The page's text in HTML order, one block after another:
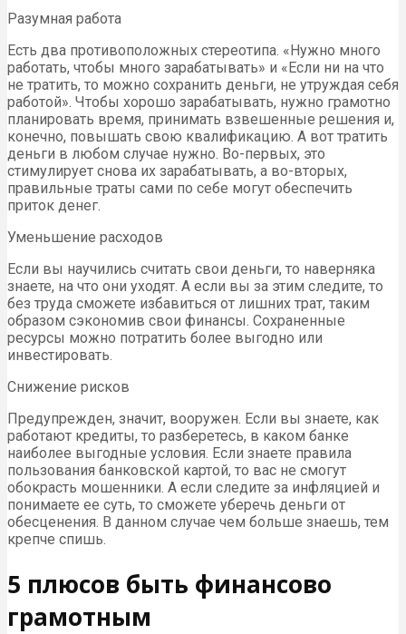
Разумная работа
Есть два противоположных стереотипа. «Нужно много
работать, чтобы много зарабатывать» и «Если ни на что
не тратить, то можно сохранить деньги, не утруждая себя
работой». Чтобы хорошо зарабатывать, нужно грамотно
планировать время, принимать взвешенные решения и,
конечно, повышать свою квалификацию. А вот тратить
деньги в любом случае нужно. Во-первых, это
стимулирует снова их зарабатывать, а во-вторых,
правильные траты сами по себе могут обеспечить
приток денег.
Уменьшение расходов
Если вы научились считать свои деньги, то наверняка
знаете, на что они уходят. А если вы за этим следите, то
без труда сможете избавиться от лишних трат, таким
образом сэкономив свои финансы. Сохраненные
ресурсы можно потратить более выгодно или
инвестировать.
Снижение рисков
Предупрежден, значит, вооружен. Если вы знаете, как
работают кредиты, то разберетесь, в каком банке
наиболее выгодные условия. Если знаете правила
пользования банковской картой, то вас не смогут
обокрасть мошенники. А если следите за инфляцией и
понимаете ее суть, то сможете уберечь деньги от
обесценения. В данном случае чем больше знаешь, тем
крепче спишь.
5 плюсов быть финансово
грамотным